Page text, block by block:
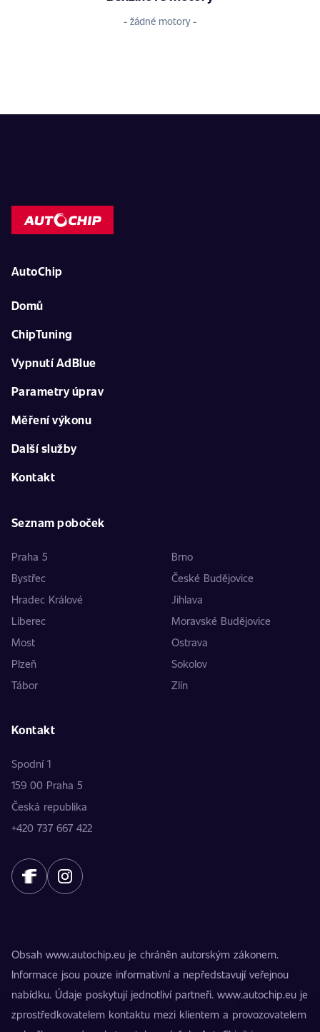
- žádné motory -
AutoChip
Domů
ChipTuning
Vypnutí AdBlue
Parametry úprav
Měření výkonu
Další služby
Kontakt
Seznam poboček
Praha 5
Brno
Bystřec
České Budějovice
Hradec Králové
Jihlava
Liberec
Moravské Budějovice
Most
Ostrava
Plzeň
Sokolov
Tábor
Zlín
Kontakt
Spodní 1
159 00 Praha 5
Česká republika
+420 737 667 422
Obsah www.autochip.eu je chráněn autorským zákonem.
Informace jsou pouze informativní a nepředstavují veřejnou
nabídku. Údaje poskytují jednotliví partneři. www.autochip.eu je
zprostředkovatelem kontaktu mezi klientem a provozovatelem